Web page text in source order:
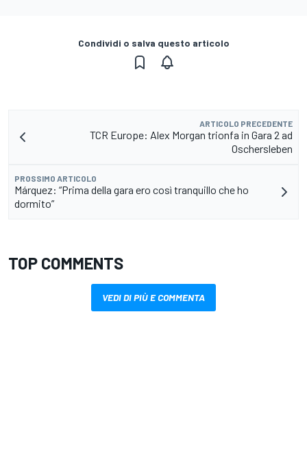
Condividi o salva questo articolo
ARTICOLO PRECEDENTE
TCR Europe: Alex Morgan trionfa in Gara 2 ad
Oschersleben
PROSSIMO ARTICOLO
Márquez: “Prima della gara ero così tranquillo che ho
dormito”
TOP COMMENTS
VEDI DI PIÙ E COMMENTA